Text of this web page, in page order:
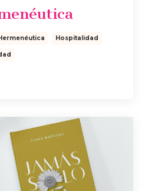
Hospitalidad